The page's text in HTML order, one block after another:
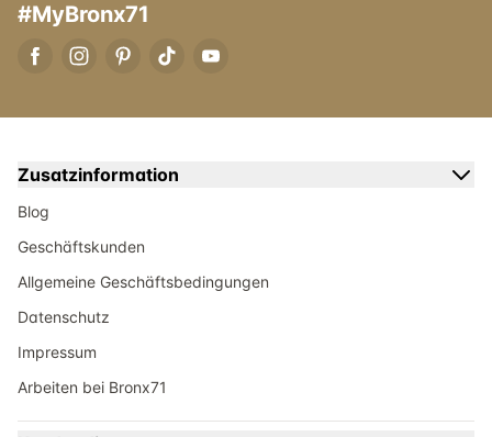
#MyBronx71
Zusatzinformation
Blog
Geschäftskunden
Allgemeine Geschäftsbedingungen
Datenschutz
Impressum
Arbeiten bei Bronx71